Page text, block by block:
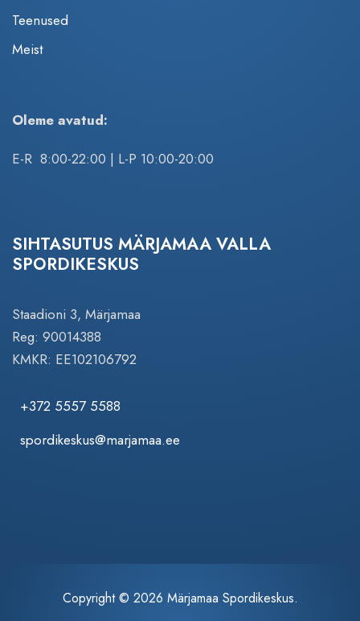
Teenused
Meist
Oleme avatud:
E-R 8:00-22:00 | L-P 10:00-20:00
SIHTASUTUS MÄRJAMAA VALLA
SPORDIKESKUS
Staadioni 3, Märjamaa
Reg: 90014388
KMKR: EE102106792
+372 5557 5588
spordikeskus@marjamaa.ee
Copyright © 2026 Märjamaa Spordikeskus.